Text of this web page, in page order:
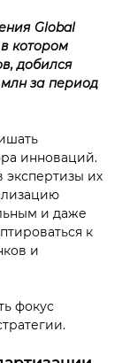
Global
котором
добился
за период
инноваций.
их
и даже
к
и
фокус